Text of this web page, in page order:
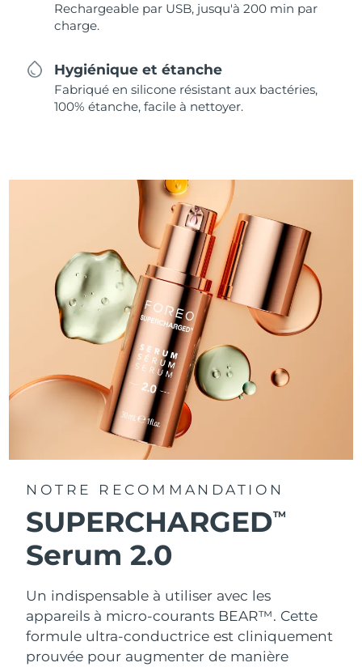
Rechargeable par USB, jusqu'à 200 min par
charge.
Hygiénique et étanche
Fabriqué en silicone résistant aux bactéries,
100% étanche, facile à nettoyer.
NOTRE RECOMMANDATION
SUPERCHARGEDTM
Serum 2.0
Un indispensable à utiliser avec les
appareils à micro-courants BEAR™. Cette
formule ultra-conductrice est cliniquement
prouvée pour augmenter de manière